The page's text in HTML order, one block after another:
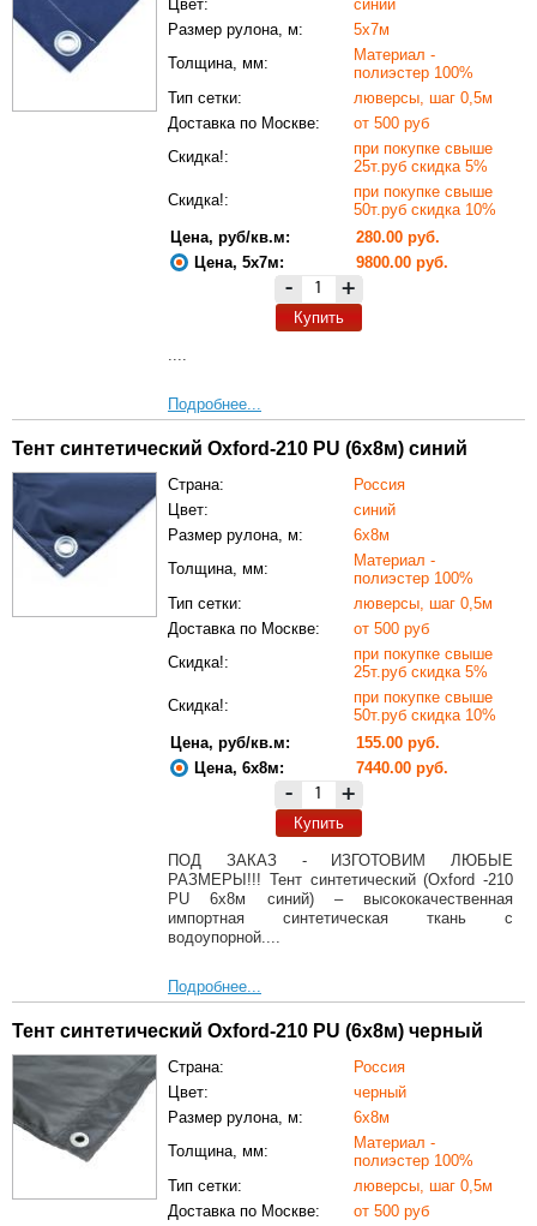
Цвет:
синий
Размер рулона, м:
5х7м
Толщина, мм:
Материал -
полиэстер 100%
Тип сетки:
люверсы, шаг 0,5м
Доставка по Москве:
от 500 руб
Скидка!:
при покупке свыше
25т.руб скидка 5%
Скидка!:
при покупке свыше
50т.руб скидка 10%
Цена, руб/кв.м:
280.00 руб.
Цена, 5х7м:
9800.00 руб.
- +
Купить
....
Подробнее...
Тент синтетический Oxford-210 PU (6х8м) синий
Страна:
Россия
Цвет:
синий
Размер рулона, м:
6х8м
Толщина, мм:
Материал -
полиэстер 100%
Тип сетки:
люверсы, шаг 0,5м
Доставка по Москве:
от 500 руб
Скидка!:
при покупке свыше
25т.руб скидка 5%
Скидка!:
при покупке свыше
50т.руб скидка 10%
Цена, руб/кв.м:
155.00 руб.
Цена, 6х8м:
7440.00 руб.
- +
Купить
ПОД ЗАКАЗ - ИЗГОТОВИМ ЛЮБЫЕ
РАЗМЕРЫ!!! Тент синтетический (Oxford -210
PU 6х8м синий) – высококачественная
импортная синтетическая ткань с
водоупорной....
Подробнее...
Тент синтетический Oxford-210 PU (6х8м) черный
Страна:
Россия
Цвет:
черный
Размер рулона, м:
6х8м
Толщина, мм:
Материал -
полиэстер 100%
Тип сетки:
люверсы, шаг 0,5м
Доставка по Москве:
от 500 руб